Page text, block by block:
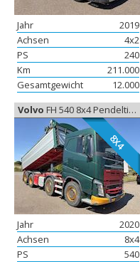
Jahr
2019
Achsen
4x2
PS
240
Km
211.000
Gesamtgewicht
12.000
Volvo FH 540 8x4 Pendeltip, Kippanhänger
8X4
Jahr
2020
Achsen
8x4
PS
540